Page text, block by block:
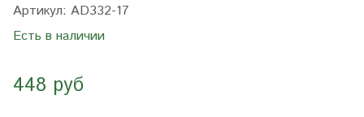
Артикул: AD332-17
Есть в наличии
448 руб